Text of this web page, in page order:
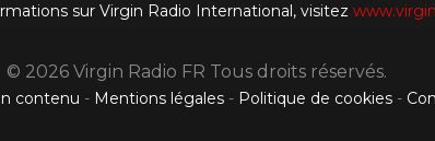
sur Virgin Radio International, visitez
© 2026 Virgin Radio FR Tous droits réservés.
contenu - Mentions légales - Politique de cookies -